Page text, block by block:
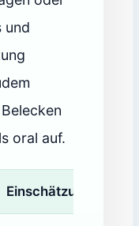
und
oral auf.
Einschätzung